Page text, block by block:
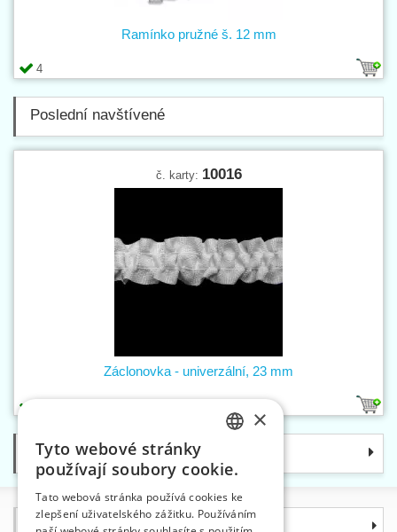
4
Ramínko pružné š. 12 mm
Poslední navštívené
č. karty: 10016
Záclonovka - univerzální, 23 mm
Kategorie
Informace
ENGLISH
×
Tyto webové stránky
používají soubory cookie.
Tato webová stránka používá cookies ke
zlepšení uživatelského zážitku. Používáním